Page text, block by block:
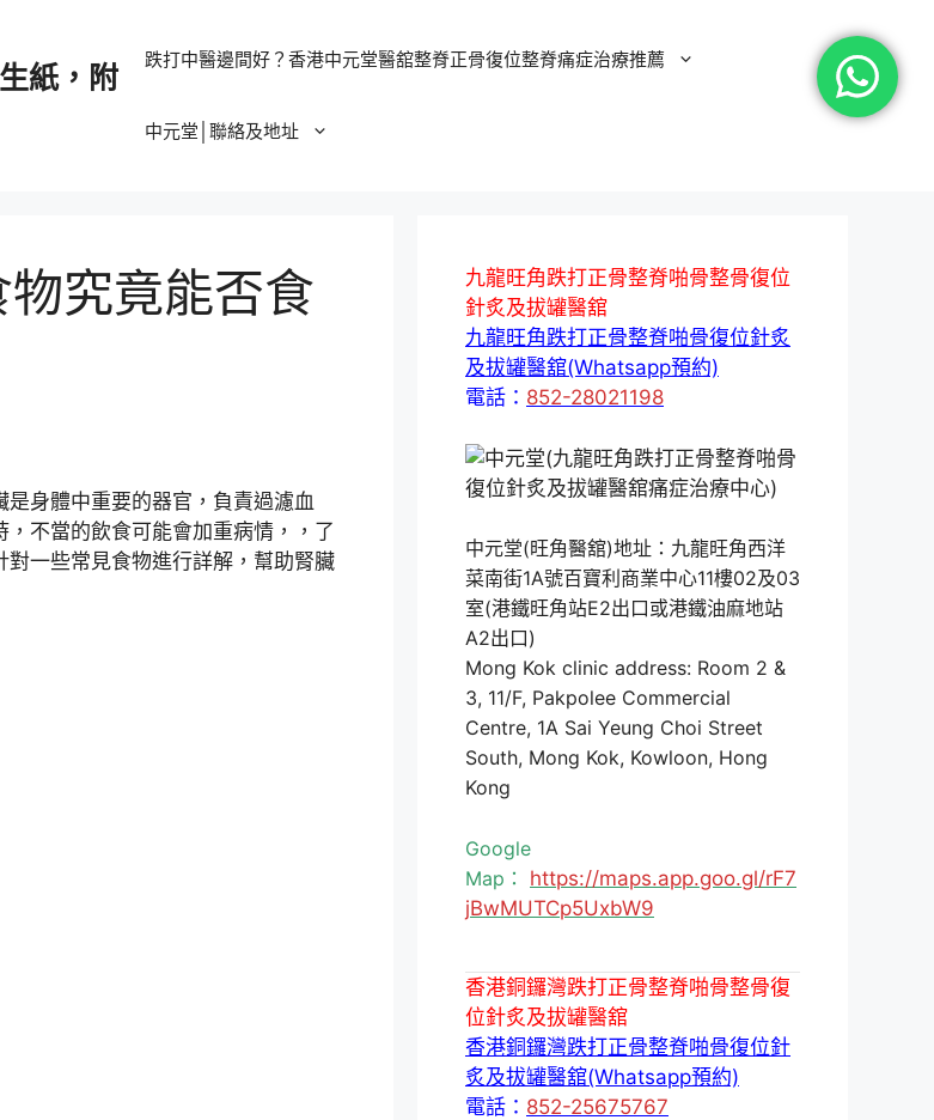
紙，附
跌打中醫邊間好？香港中元堂醫舘整脊正骨復位整脊痛症治療推薦
中元堂│聯絡及地址
究竟能否食
身體中重要的器官，負責過濾血
不當的飲食可能會加重病情，，了
一些常見食物進行詳解，幫助腎臟
九龍旺角跌打正骨整脊啪骨整骨復位
針炙及拔罐醫舘
九龍旺角跌打正骨整脊啪骨復位針炙
及拔罐醫舘(Whatsapp預約)
電話： 852-28021198
中元堂(旺角醫舘)地址：九龍旺角西洋
菜南街1A號百寶利商業中心11樓02及03
室(港鐵旺角站E2出口或港鐵油麻地站
A2出口)
Mong Kok clinic address: Room 2 &
3, 11/F, Pakpolee Commercial
Centre, 1A Sai Yeung Choi Street
South, Mong Kok, Kowloon, Hong
Kong
Google
Map： https://maps.app.goo.gl/rF7
jBwMUTCp5UxbW9
香港銅鑼灣跌打正骨整脊啪骨整骨復
位針炙及拔罐醫舘
香港銅鑼灣跌打正骨整脊啪骨復位針
炙及拔罐醫舘(Whatsapp預約)
電話： 852-25675767